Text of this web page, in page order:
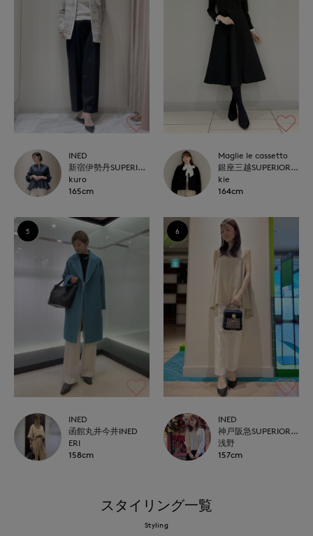
INED
新宿伊勢丹SUPERIOR CLOSET
kuro
165cm
Maglie le cassetto
銀座三越SUPERIOR CLOSET GINZA
kie
164cm
5
INED
函館丸井今井INED
ERI
158cm
6
INED
神戸阪急SUPERIORCLOSET
浅野
157cm
スタイリング一覧
Styling